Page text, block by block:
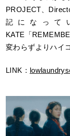
PROJECT、
記になって
KATE「
変わらずよりハイ
LINK：